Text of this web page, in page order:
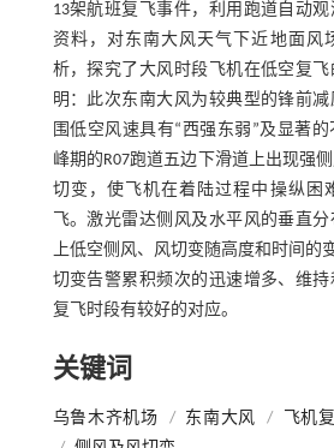
13架航班复飞事件，利用跑道自动
资料，对东南大风天气下近地面风
析，探究了大风时段飞机在低空复
明：此次东南大风为较典型的锋前
围低空风速具有“西强东弱”及显著
峰期的R07跑道五边下滑道上出现强
切变，使飞机在着陆过程中操纵困
飞。激光雷达侧风及水平风的垂直
上低空侧风、风切变随高度和时间的
切变告警累积频次的迅速增多、维
复飞时段有较好的对应。
关键词
乌鲁木齐机场 / 东南大风 / 飞机